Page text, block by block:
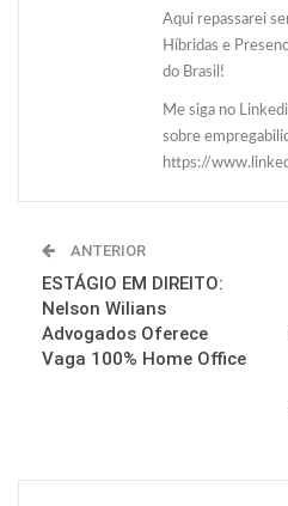
Aqui repassarei
Híbridas e
do Brasil!
Me siga no
sobre
https://
ANTERIOR
ESTÁGIO EM DIREITO:
Nelson Wilians
Advogados Oferece
Vaga 100% Home Office